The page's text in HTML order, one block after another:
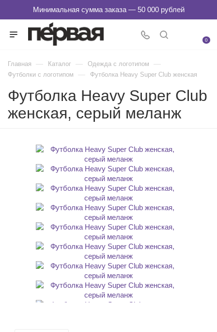
0
Главная — Каталог — Одежда с логотипом —
Футболки с логотипом — Футболка Heavy Super Club женская
Футболка Heavy Super Club
женская, серый меланж